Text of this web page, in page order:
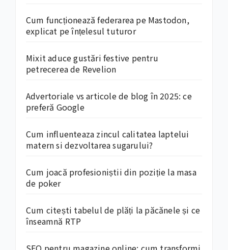
Cum funcționează federarea pe Mastodon,
explicat pe înțelesul tuturor
Mixit aduce gustări festive pentru
petrecerea de Revelion
Advertoriale vs articole de blog în 2025: ce
preferă Google
Cum influenteaza zincul calitatea laptelui
matern si dezvoltarea sugarului?
Cum joacă profesioniștii din poziție la masa
de poker
Cum citești tabelul de plăți la păcănele și ce
înseamnă RTP